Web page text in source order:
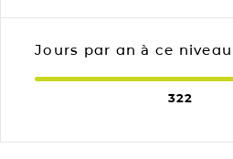
Jours par an à ce niveau
322